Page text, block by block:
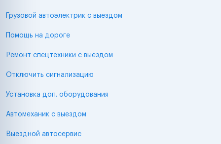
Грузовой автоэлектрик с выездом
Помощь на дороге
Ремонт спецтехники с выездом
Отключить сигнализацию
Установка доп. оборудования
Автомеханик с выездом
Выездной автосервис